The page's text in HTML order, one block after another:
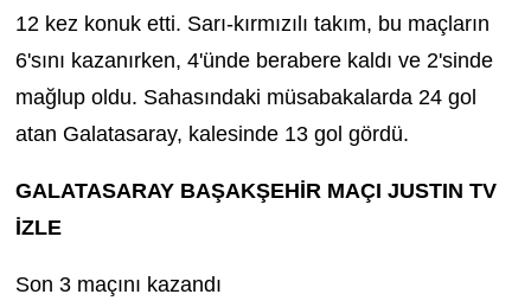
12 kez konuk etti. Sarı-kırmızılı takım, bu maçların
6'sını kazanırken, 4'ünde berabere kaldı ve 2'sinde
mağlup oldu. Sahasındaki müsabakalarda 24 gol
atan Galatasaray, kalesinde 13 gol gördü.
GALATASARAY BAŞAKŞEHİR MAÇI JUSTIN TV
İZLE
Son 3 maçını kazandı